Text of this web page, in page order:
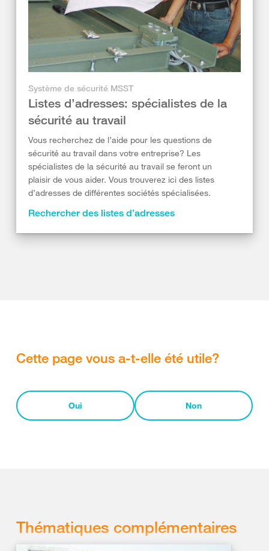
Système de sécurité MSST
Listes d’adresses: spécialistes de la
sécurité au travail
Vous recherchez de l’aide pour les questions de
sécurité au travail dans votre entreprise? Les
spécialistes de la sécurité au travail se feront un
plaisir de vous aider. Vous trouverez ici des listes
d’adresses de différentes sociétés spécialisées.
Rechercher des listes d’adresses
Cette page vous a-t-elle été utile?
Oui Non
Thématiques complémentaires